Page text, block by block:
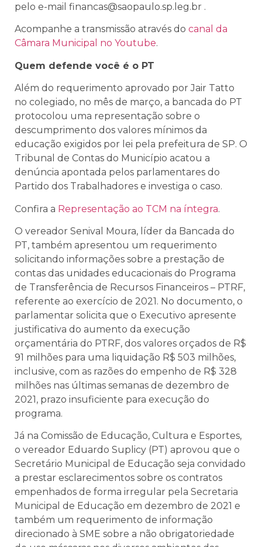
pelo e-mail financas@saopaulo.sp.leg.br .
Acompanhe a transmissão através do canal da
Câmara Municipal no Youtube.
Quem defende você é o PT
Além do requerimento aprovado por Jair Tatto
no colegiado, no mês de março, a bancada do PT
protocolou uma representação sobre o
descumprimento dos valores mínimos da
educação exigidos por lei pela prefeitura de SP. O
Tribunal de Contas do Município acatou a
denúncia apontada pelos parlamentares do
Partido dos Trabalhadores e investiga o caso.
Confira a Representação ao TCM na íntegra.
O vereador Senival Moura, líder da Bancada do
PT, também apresentou um requerimento
solicitando informações sobre a prestação de
contas das unidades educacionais do Programa
de Transferência de Recursos Financeiros – PTRF,
referente ao exercício de 2021. No documento, o
parlamentar solicita que o Executivo apresente
justificativa do aumento da execução
orçamentária do PTRF, dos valores orçados de R$
91 milhões para uma liquidação R$ 503 milhões,
inclusive, com as razões do empenho de R$ 328
milhões nas últimas semanas de dezembro de
2021, prazo insuficiente para execução do
programa.
Já na Comissão de Educação, Cultura e Esportes,
o vereador Eduardo Suplicy (PT) aprovou que o
Secretário Municipal de Educação seja convidado
a prestar esclarecimentos sobre os contratos
empenhados de forma irregular pela Secretaria
Municipal de Educação em dezembro de 2021 e
também um requerimento de informação
direcionado à SME sobre a não obrigatoriedade